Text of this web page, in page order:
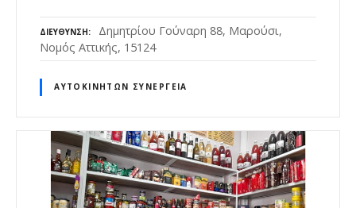
ΔΙΕΎΘΥΝΣΗ
Δημητρίου Γούναρη 88, Μαρούσι,
Νομός Αττικής, 15124
ΑΥΤΟΚΙΝΉΤΩΝ ΣΥΝΕΡΓΕΊΑ